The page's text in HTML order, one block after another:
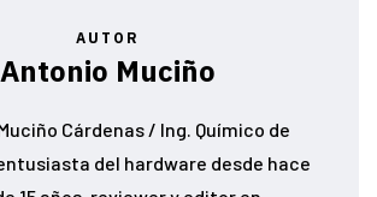
AUTOR
Antonio Muciño
Cárdenas / Ing. Químico de
del hardware desde hace